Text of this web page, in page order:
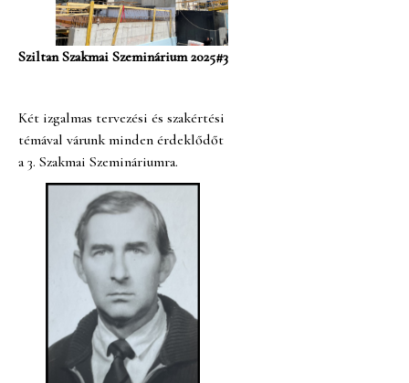
Sziltan Szakmai Szeminárium 2025#3
Két izgalmas tervezési és szakértési
témával várunk minden érdeklődőt
a 3. Szakmai Szemináriumra.